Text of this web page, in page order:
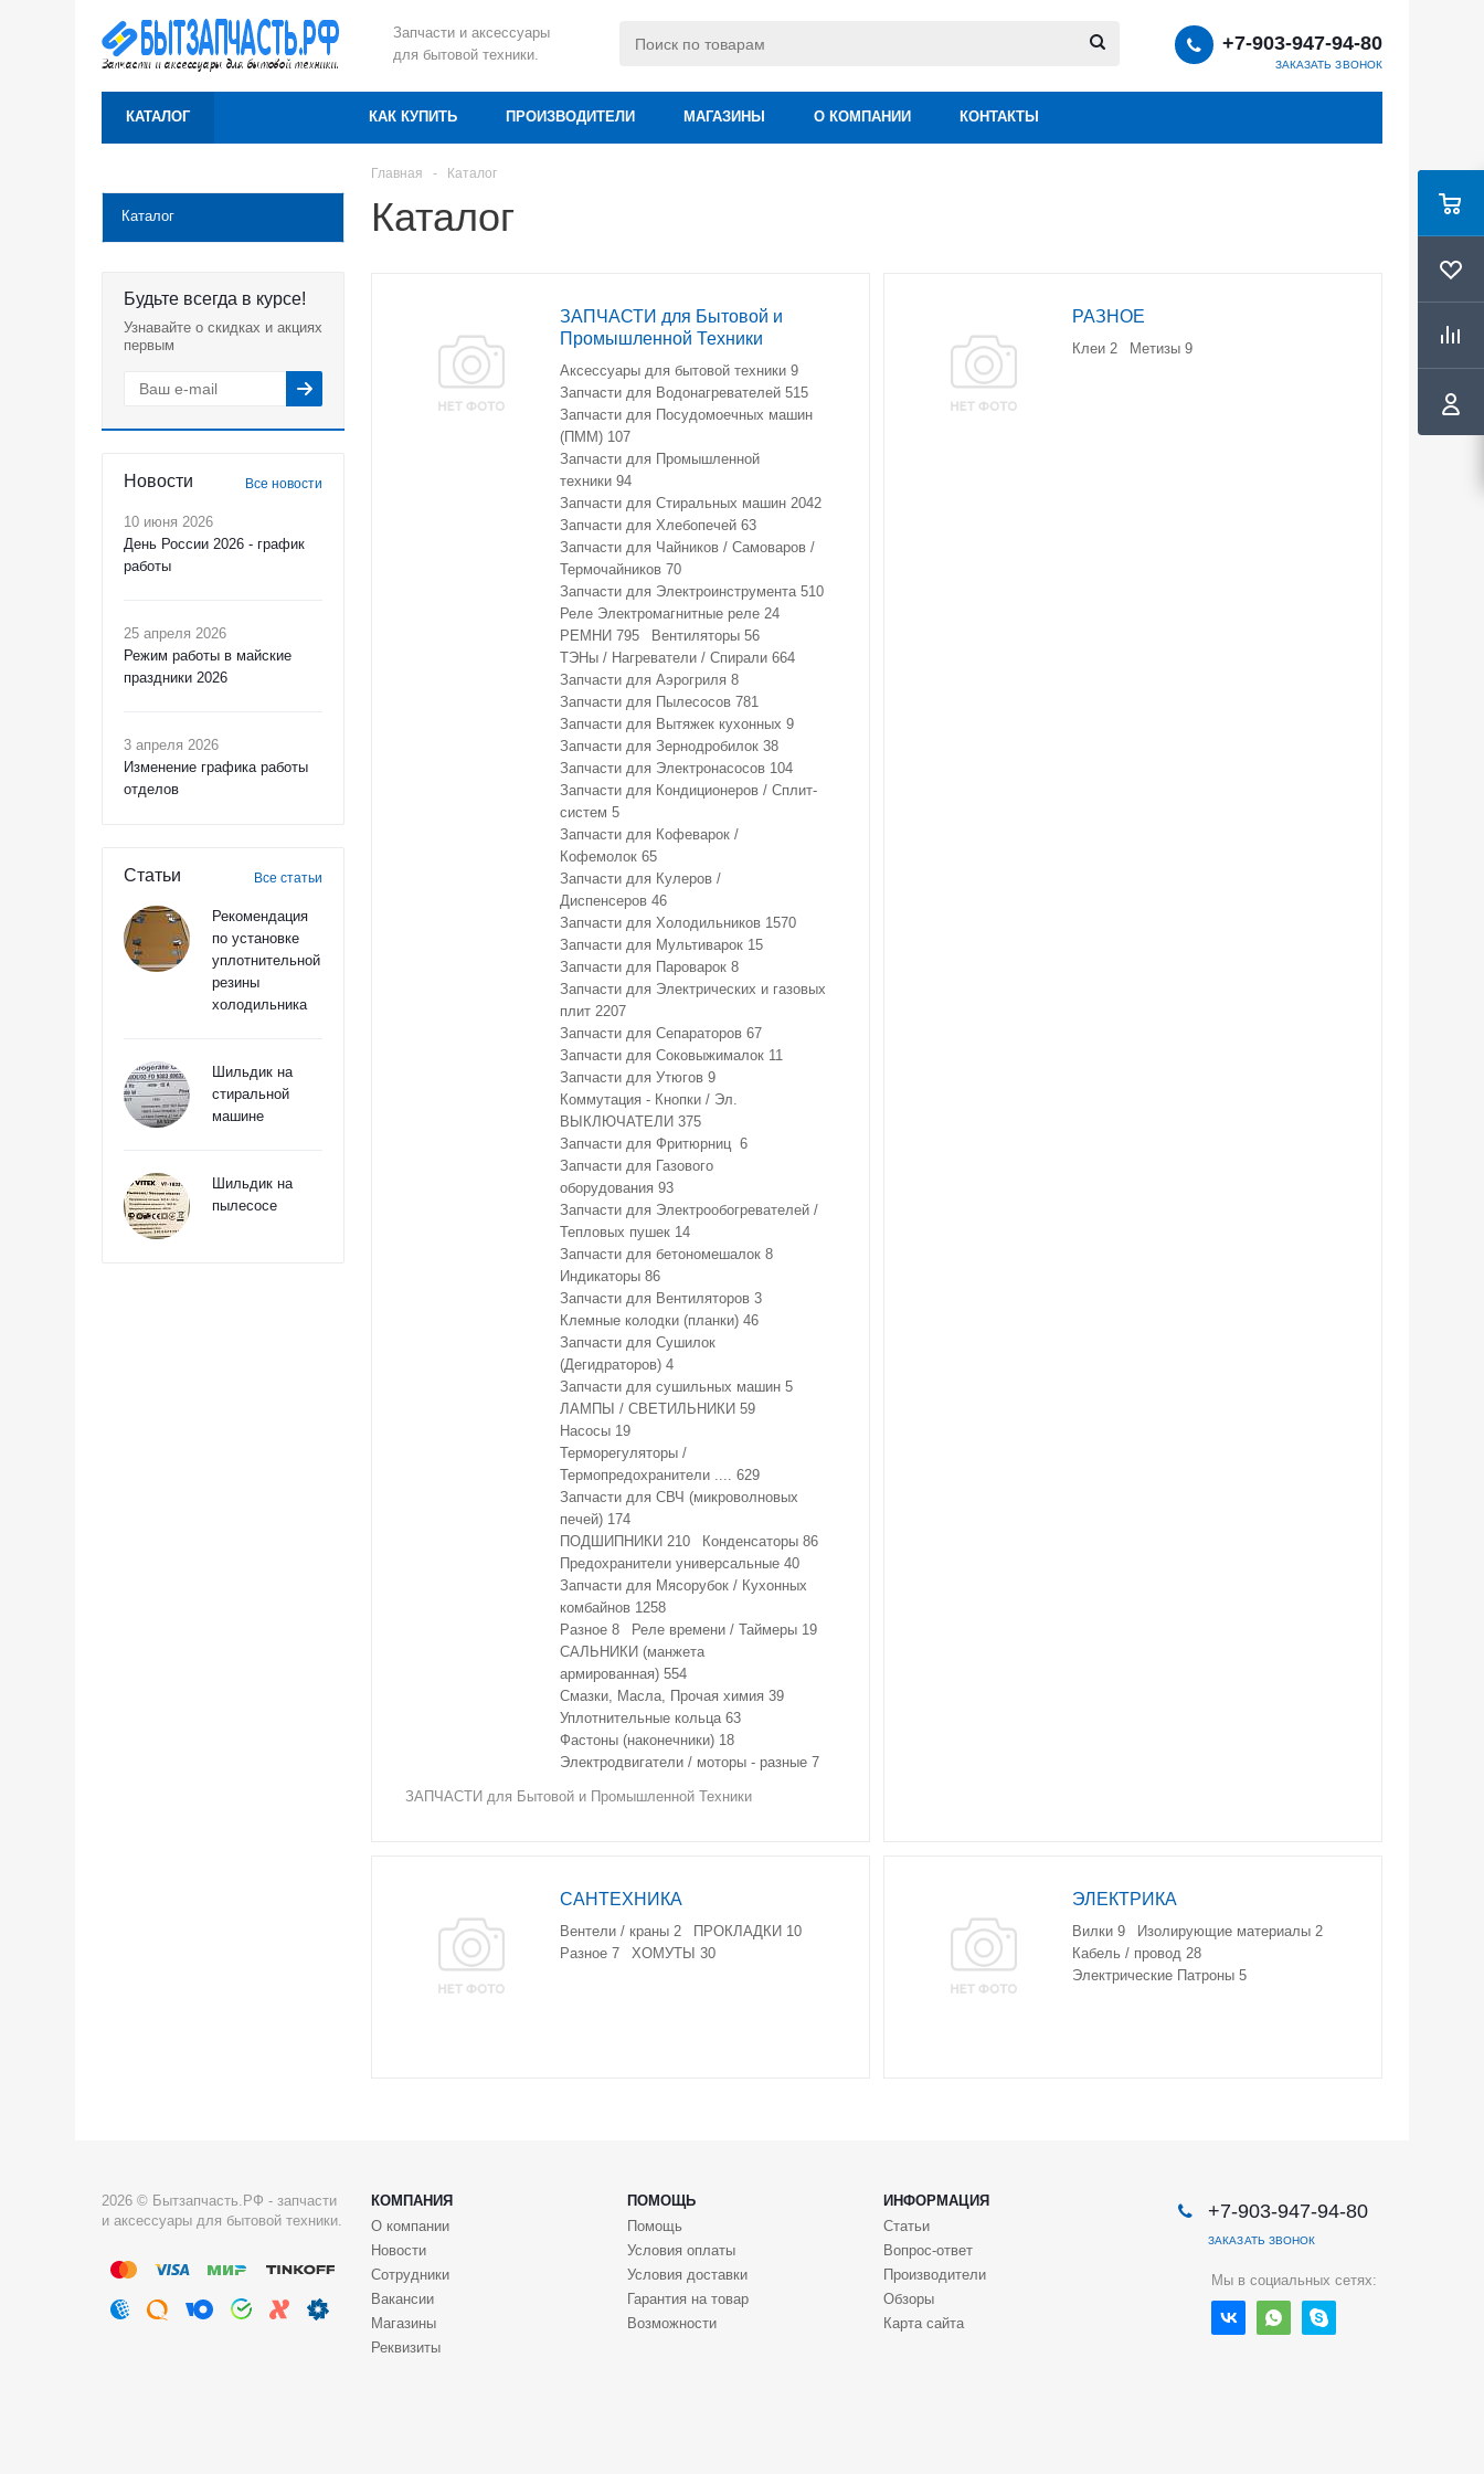
Запчасти и аксессуары
для бытовой техники.
+7-903-947-94-80
ЗАКАЗАТЬ ЗВОНОК
КАТАЛОГ КАК КУПИТЬ ПРОИЗВОДИТЕЛИ МАГАЗИНЫ О КОМПАНИИ КОНТАКТЫ
Каталог
Будьте всегда в курсе!
Узнавайте о скидках и акциях
первым
Новости Все новости
10 июня 2026
День России 2026 - график
работы
25 апреля 2026
Режим работы в майские
праздники 2026
3 апреля 2026
Изменение графика работы
отделов
Статьи Все статьи
Рекомендация
по установке
уплотнительной
резины
холодильника
Шильдик на
стиральной
машине
Шильдик на
пылесосе
Главная - Каталог
Каталог
ЗАПЧАСТИ для Бытовой и
Промышленной Техники
Аксессуары для бытовой техники 9
Запчасти для Водонагревателей 515
Запчасти для Посудомоечных машин
(ПММ) 107
Запчасти для Промышленной
техники 94
Запчасти для Стиральных машин 2042
Запчасти для Хлебопечей 63
Запчасти для Чайников / Самоваров /
Термочайников 70
Запчасти для Электроинструмента 510
Реле Электромагнитные реле 24
РЕМНИ 795 Вентиляторы 56
ТЭНы / Нагреватели / Спирали 664
Запчасти для Аэрогриля 8
Запчасти для Пылесосов 781
Запчасти для Вытяжек кухонных 9
Запчасти для Зернодробилок 38
Запчасти для Электронасосов 104
Запчасти для Кондиционеров / Сплит-
систем 5
Запчасти для Кофеварок /
Кофемолок 65
Запчасти для Кулеров /
Диспенсеров 46
Запчасти для Холодильников 1570
Запчасти для Мультиварок 15
Запчасти для Пароварок 8
Запчасти для Электрических и газовых
плит 2207
Запчасти для Сепараторов 67
Запчасти для Соковыжималок 11
Запчасти для Утюгов 9
Коммутация - Кнопки / Эл.
ВЫКЛЮЧАТЕЛИ 375
Запчасти для Фритюрниц 6
Запчасти для Газового
оборудования 93
Запчасти для Электрообогревателей /
Тепловых пушек 14
Запчасти для бетономешалок 8
Индикаторы 86
Запчасти для Вентиляторов 3
Клемные колодки (планки) 46
Запчасти для Сушилок
(Дегидраторов) 4
Запчасти для сушильных машин 5
ЛАМПЫ / СВЕТИЛЬНИКИ 59
Насосы 19
Терморегуляторы /
Термопредохранители .... 629
Запчасти для СВЧ (микроволновых
печей) 174
ПОДШИПНИКИ 210 Конденсаторы 86
Предохранители универсальные 40
Запчасти для Мясорубок / Кухонных
комбайнов 1258
Разное 8 Реле времени / Таймеры 19
САЛЬНИКИ (манжета
армированная) 554
Смазки, Масла, Прочая химия 39
Уплотнительные кольца 63
Фастоны (наконечники) 18
Электродвигатели / моторы - разные 7
ЗАПЧАСТИ для Бытовой и Промышленной Техники
РАЗНОЕ
Клеи 2 Метизы 9
САНТЕХНИКА
Вентели / краны 2 ПРОКЛАДКИ 10
Разное 7 ХОМУТЫ 30
ЭЛЕКТРИКА
Вилки 9 Изолирующие материалы 2
Кабель / провод 28
Электрические Патроны 5
2026 © Бытзапчасть.РФ - запчасти
и аксессуары для бытовой техники.
КОМПАНИЯ ПОМОЩЬ
ИНФОРМАЦИЯ
О компании
Новости
Сотрудники
Вакансии
Магазины
Реквизиты
Помощь
Условия оплаты
Условия доставки
Гарантия на товар
Возможности
Статьи
Вопрос-ответ
Производители
Обзоры
Карта сайта
+7-903-947-94-80
ЗАКАЗАТЬ ЗВОНОК
Мы в социальных сетях: